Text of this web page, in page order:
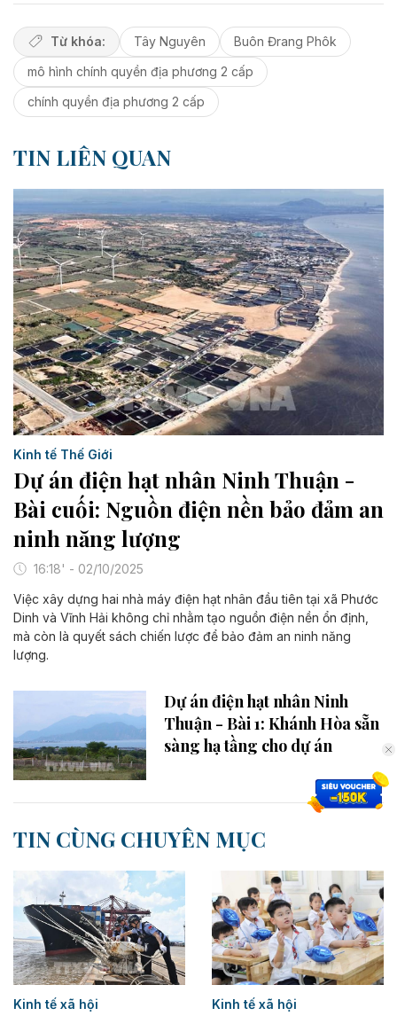
Từ khóa: Tây Nguyên
Buôn Đrang Phôk
mô hình chính quyền địa phương 2 cấp
chính quyền địa phương 2 cấp
TIN LIÊN QUAN
Kinh tế Thế Giới
Dự án điện hạt nhân Ninh Thuận -
Bài cuối: Nguồn điện nền bảo đảm an
ninh năng lượng
16:18' - 02/10/2025
Việc xây dựng hai nhà máy điện hạt nhân đầu tiên tại xã Phước
Dinh và Vĩnh Hải không chỉ nhằm tạo nguồn điện nền ổn định,
mà còn là quyết sách chiến lược để bảo đảm an ninh năng
lượng.
Dự án điện hạt nhân Ninh
Thuận - Bài 1: Khánh Hòa sẵn
sàng hạ tầng cho dự án
TIN CÙNG CHUYÊN MỤC
Kinh tế xã hội Kinh tế xã hội